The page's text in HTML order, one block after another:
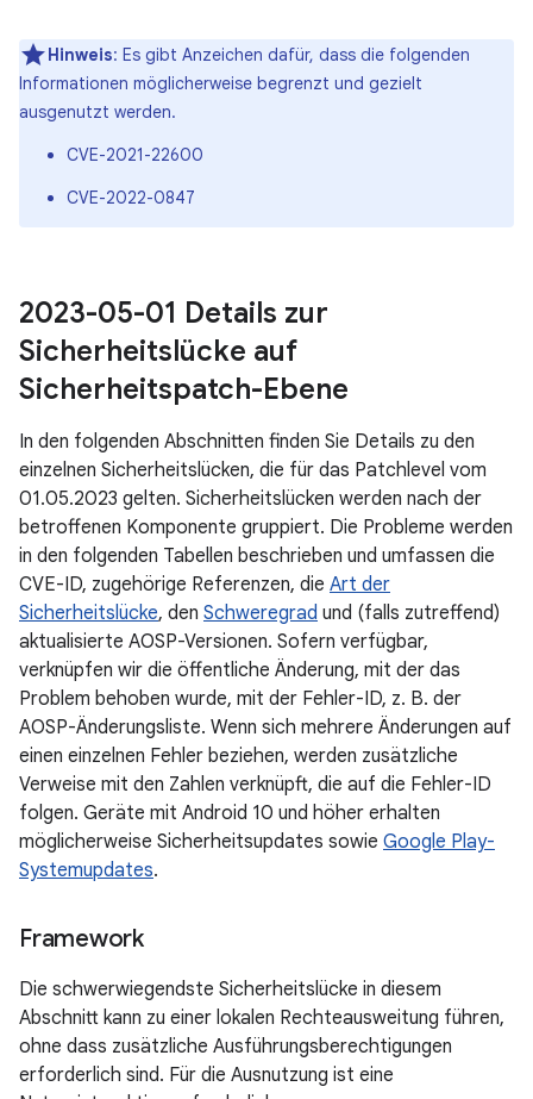
Hinweis: Es gibt Anzeichen dafür, dass die folgenden
Informationen möglicherweise begrenzt und gezielt
ausgenutzt werden.
CVE-2021-22600
CVE-2022-0847
2023-05-01 Details zur
Sicherheitslücke auf
Sicherheitspatch-Ebene
In den folgenden Abschnitten finden Sie Details zu den
einzelnen Sicherheitslücken, die für das Patchlevel vom
01.05.2023 gelten. Sicherheitslücken werden nach der
betroffenen Komponente gruppiert. Die Probleme werden
in den folgenden Tabellen beschrieben und umfassen die
CVE-ID, zugehörige Referenzen, die Art der
Sicherheitslücke, den Schweregrad und (falls zutreffend)
aktualisierte AOSP-Versionen. Sofern verfügbar,
verknüpfen wir die öffentliche Änderung, mit der das
Problem behoben wurde, mit der Fehler-ID, z. B. der
AOSP-Änderungsliste. Wenn sich mehrere Änderungen auf
einen einzelnen Fehler beziehen, werden zusätzliche
Verweise mit den Zahlen verknüpft, die auf die Fehler-ID
folgen. Geräte mit Android 10 und höher erhalten
möglicherweise Sicherheitsupdates sowie Google Play-
Systemupdates.
Framework
Die schwerwiegendste Sicherheitslücke in diesem
Abschnitt kann zu einer lokalen Rechteausweitung führen,
ohne dass zusätzliche Ausführungsberechtigungen
erforderlich sind. Für die Ausnutzung ist eine